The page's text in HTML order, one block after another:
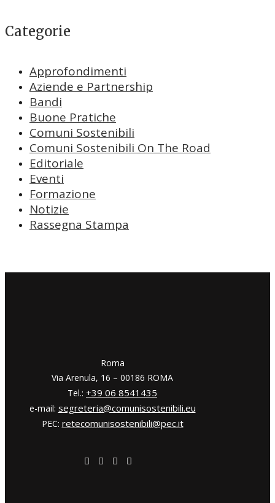
Categorie
Approfondimenti
Aziende e Partnership
Bandi
Buone Pratiche
Comuni Sostenibili
Comuni Sostenibili On The Road
Editoriale
Eventi
Formazione
Notizie
Rassegna Stampa
​​Roma
Via Arenula, 16 – 00186 ROMA
Tel.: +39 06 8541435
e-mail: segreteria@comunisostenibili.eu
PEC: retecomunisostenibili@pec.it